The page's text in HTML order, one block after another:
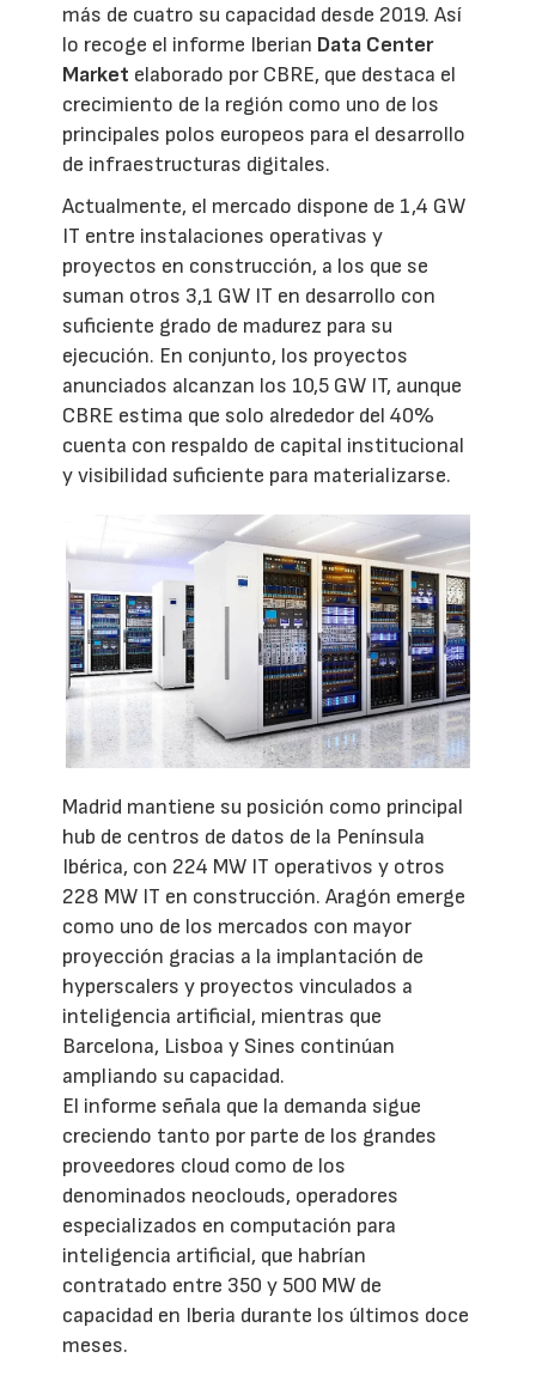
más de cuatro su capacidad desde 2019. Así
lo recoge el informe Iberian Data Center
Market elaborado por CBRE, que destaca el
crecimiento de la región como uno de los
principales polos europeos para el desarrollo
de infraestructuras digitales.
Actualmente, el mercado dispone de 1,4 GW
IT entre instalaciones operativas y
proyectos en construcción, a los que se
suman otros 3,1 GW IT en desarrollo con
suficiente grado de madurez para su
ejecución. En conjunto, los proyectos
anunciados alcanzan los 10,5 GW IT, aunque
CBRE estima que solo alrededor del 40%
cuenta con respaldo de capital institucional
y visibilidad suficiente para materializarse.
Madrid mantiene su posición como principal
hub de centros de datos de la Península
Ibérica, con 224 MW IT operativos y otros
228 MW IT en construcción. Aragón emerge
como uno de los mercados con mayor
proyección gracias a la implantación de
hyperscalers y proyectos vinculados a
inteligencia artificial, mientras que
Barcelona, Lisboa y Sines continúan
ampliando su capacidad.
El informe señala que la demanda sigue
creciendo tanto por parte de los grandes
proveedores cloud como de los
denominados neoclouds, operadores
especializados en computación para
inteligencia artificial, que habrían
contratado entre 350 y 500 MW de
capacidad en Iberia durante los últimos doce
meses.